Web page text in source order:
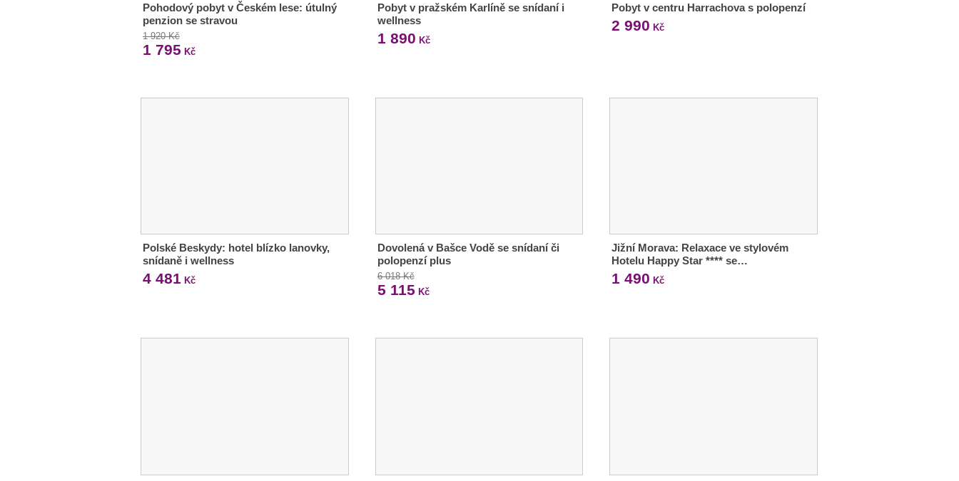
Pohodový pobyt v Českém lese: útulný
penzion se stravou
1 920 Kč
1 795 Kč
Pobyt v pražském Karlíně se snídaní i
wellness
1 890 Kč
Pobyt v centru Harrachova s polopenzí
2 990 Kč
Polské Beskydy: hotel blízko lanovky,
snídaně i wellness
4 481 Kč
Dovolená v Bašce Vodě se snídaní či
polopenzí plus
6 018 Kč
5 115 Kč
Jižní Morava: Relaxace ve stylovém
Hotelu Happy Star **** se…
1 490 Kč